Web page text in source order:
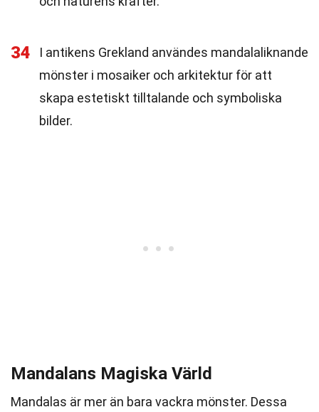
34
I antikens Grekland användes mandalaliknande
mönster i mosaiker och arkitektur för att
skapa estetiskt tilltalande och symboliska
bilder.
Mandalans Magiska Värld
Mandalas är mer än bara vackra mönster. Dessa